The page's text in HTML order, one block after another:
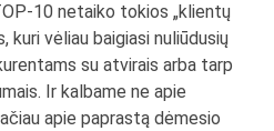
10 netaiko tokios „klientų
vėliau baigiasi nuliūdusių
su atvirais arba tarp
Ir kalbame ne apie
apie paprastą dėmesio